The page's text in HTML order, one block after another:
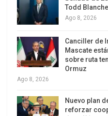
«Lo que existió en Brasil
Corte Interamericana de
que lo que hubo fue una
autoamnistías no son
coordinador de la
Sergio Pinheiro.
Hasta el momento no
la Comisión sobre la
Todd
Ago 8, 2026
Canciller de
Mascate
sobre ruta
Ormuz
Ago 8, 2026
Nuevo plan
reforzar